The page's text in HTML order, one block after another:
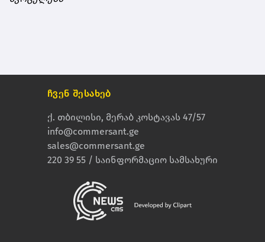
ჩვენ შესახებ
ქ. თბილისი, მერაბ კოსტავას 47/57
info@commersant.ge
sales@commersant.ge
220 39 55 / საინფორმაციო სამსახური